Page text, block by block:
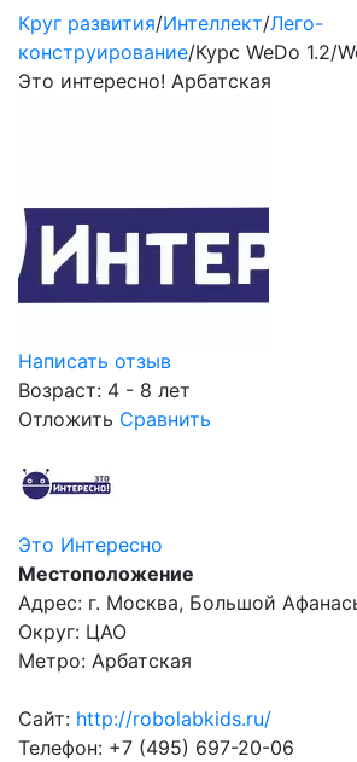
Круг развития/Интеллект/Лего-
конструирование/Курс WeDo 1.2/
Это интересно! Арбатская
Написать отзыв
Возраст: 4 - 8 лет
Отложить Сравнить
Это Интересно
Местоположение
Адрес: г. Москва, Большой
Округ: ЦАО
Метро: Арбатская
Сайт: http://robolabkids.ru/
Телефон: +7 (495) 697-20-06